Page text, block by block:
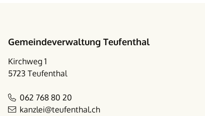
Footer
Gemeindeverwaltung Teufenthal
Kirchweg 1
5723 Teufenthal
062 768 80 20
kanzlei@teufenthal.ch